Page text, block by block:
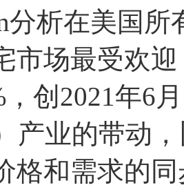
分析在美国
市场最受欢
，创2021年6
产业的带动
格和需求的